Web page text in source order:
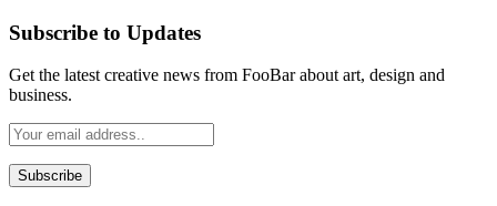
Subscribe to Updates
Get the latest creative news from FooBar about art, design and
business.